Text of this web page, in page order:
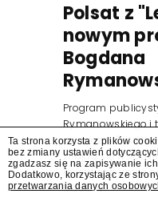
Polsat z
nowym
Bogdana
Program
Rymanowskiego i
muzyczny "Hitster.
znajdą się wśród
Polsat przejmuje
Masters".
Ta strona korzysta z plików
bez zmiany ustawień
zgadzasz się na zapisywanie
Dodatkowo, korzystając ze
przetwarzania danych